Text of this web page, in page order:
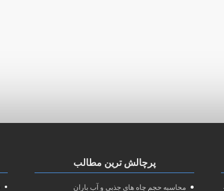
پرچالش ترین مطالب
محاسبه حجم چاه های جذبی و آب باران